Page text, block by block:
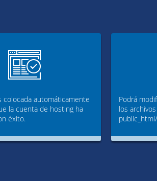
colocada automáticamente
la cuenta de hosting ha
éxito.
Podrá
los